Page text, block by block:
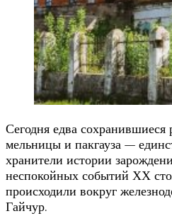
Сегодня едва
мельницы и пакгауза —
хранители истории
неспокойных событий ХХ
происходили вокруг
Гайчур.